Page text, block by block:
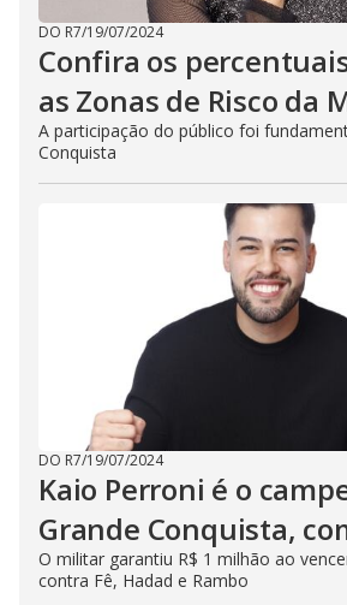
DO R7/19/07/2024
Confira os
as Zonas de Risco da
A participação do público foi
Conquista
DO R7/19/07/2024
Kaio Perroni é o
Grande Conquista,
O militar garantiu R$ 1 milhão ao
contra Fê, Hadad e Rambo